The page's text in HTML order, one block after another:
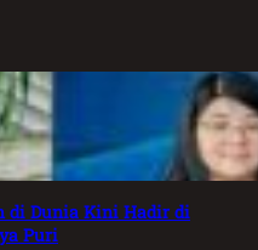
di Dunia Kini Hadir di
Puri